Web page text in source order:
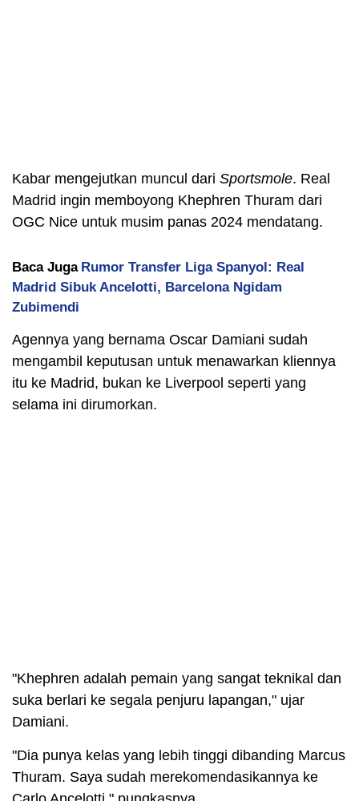
Kabar mengejutkan muncul dari Sportsmole. Real
Madrid ingin memboyong Khephren Thuram dari
OGC Nice untuk musim panas 2024 mendatang.
Baca Juga Rumor Transfer Liga Spanyol: Real
Madrid Sibuk Ancelotti, Barcelona Ngidam
Zubimendi
Agennya yang bernama Oscar Damiani sudah
mengambil keputusan untuk menawarkan kliennya
itu ke Madrid, bukan ke Liverpool seperti yang
selama ini dirumorkan.
"Khephren adalah pemain yang sangat teknikal dan
suka berlari ke segala penjuru lapangan," ujar
Damiani.
"Dia punya kelas yang lebih tinggi dibanding Marcus
Thuram. Saya sudah merekomendasikannya ke